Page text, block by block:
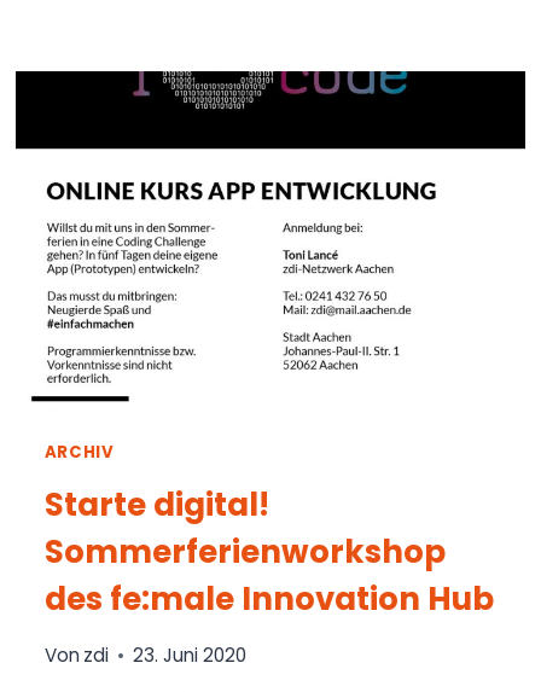
ARCHIV
Starte digital!
Sommerferienworkshop
des fe:male Innovation Hub
Von zdi 23. Juni 2020